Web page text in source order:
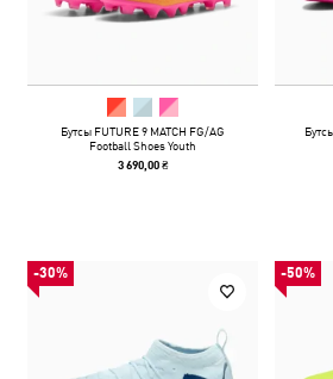
Бутсы FUTURE 9 MATCH FG/AG
Football Shoes Youth
3 690,00 ₴
-30% -50%